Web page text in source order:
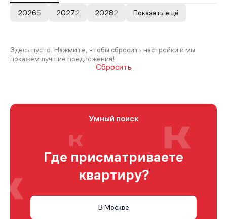
20265 20272 20282 Показать ещё
Здесь пусто. Нажмите, чтобы сбросить настройки и мы
покажем лучшие предложения!
Сбросить
Умный поиск
Где присматриваете
квартиру?
В Москве